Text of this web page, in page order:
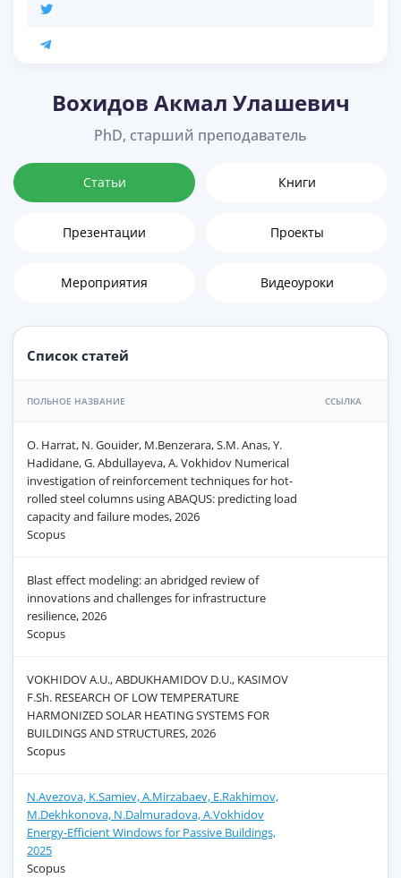
Вохидов Акмал Улашевич
PhD, старший преподаватель
Статьи Книги
Презентации Проекты
Мероприятия Видеоуроки
Список статей
ПОЛЬНОЕ НАЗВАНИЕ ССЫЛКА
O. Harrat, N. Gouider, M.Benzerara, S.M. Anas, Y.
Hadidane, G. Abdullayeva, A. Vokhidov Numerical
investigation of reinforcement techniques for hot-
rolled steel columns using ABAQUS: predicting load
capacity and failure modes, 2026
Scopus
Blast effect modeling: an abridged review of
innovations and challenges for infrastructure
resilience, 2026
Scopus
VOKHIDOV A.U., ABDUKHAMIDOV D.U., KASIMOV
F.Sh. RESEARCH OF LOW TEMPERATURE
HARMONIZED SOLAR HEATING SYSTEMS FOR
BUILDINGS AND STRUCTURES, 2026
Scopus
N.Avezova, K.Samiev, A.Mirzabaev, E.Rakhimov,
M.Dekhkonova, N.Dalmuradova, A.Vokhidov
Energy-Efficient Windows for Passive Buildings,
2025
Scopus